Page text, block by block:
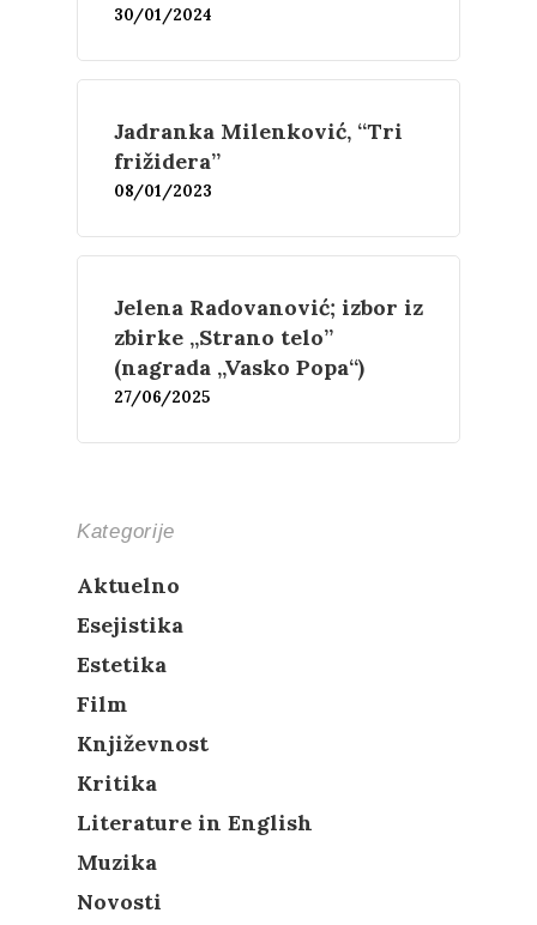
30/01/2024
Jadranka Milenković, “Tri
frižidera”
08/01/2023
Jelena Radovanović; izbor iz
zbirke „Strano telo”
(nagrada „Vasko Popa“)
27/06/2025
Kategorije
Aktuelno
Esejistika
Estetika
Film
Književnost
Kritika
Literature in English
Muzika
Novosti
Književnost
Poezija
Teorija
Umetnost